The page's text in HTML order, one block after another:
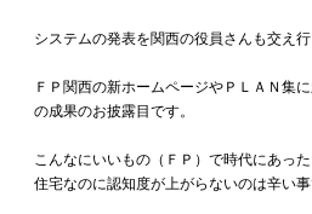
システムの発表を関西の役員さんも交え行
ＦＰ関西の新ホームページやＰＬＡＮ集
の成果のお披露目です。
こんなにいいもの（ＦＰ）で時代にあっ
住宅なのに認知度が上がらないのは辛い事